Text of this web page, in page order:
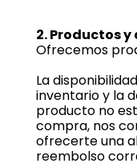
2. Productos
Ofrecemos
La
inventario y la
producto no
compra, nos
ofrecerte una
reembolso